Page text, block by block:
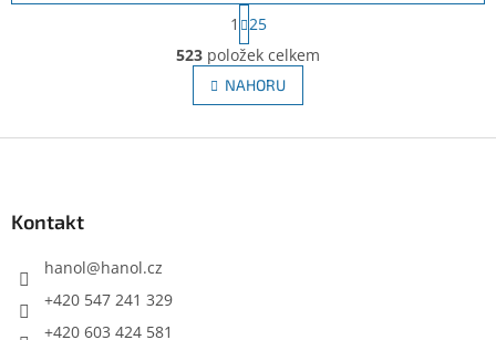
O
v
l
á
S
t
r
á
n
k
v
1
25
523 položek celkem
NAHORU
Kontakt
hanol@hanol.cz
+420 547 241 329
+420 603 424 581